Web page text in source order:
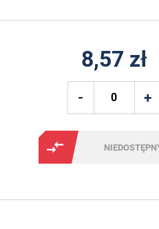
8,57 zł